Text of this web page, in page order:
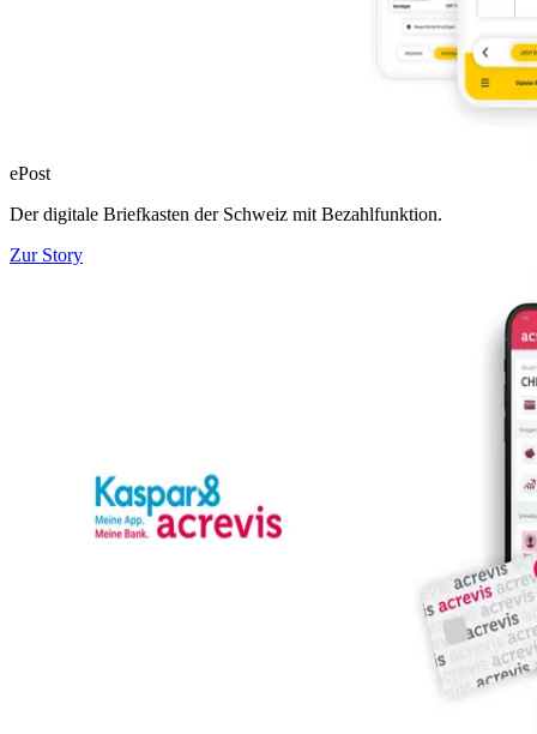
ePost
Der digitale Briefkasten der Schweiz mit Bezahlfunktion.
Zur Story